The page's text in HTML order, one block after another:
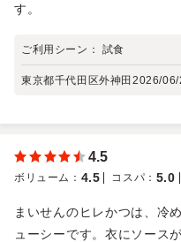
す。
ご利用シーン： 試食
東京都千代田区外神田 2026/06/
4.5
ボリューム ： 4.5 コスパ ： 5.0
まいせんのヒレかつは、冷
ューシーです。衣にソース